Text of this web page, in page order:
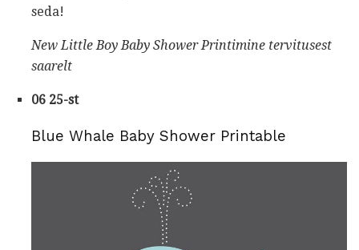
seda!
New Little Boy Baby Shower Printimine tervitusest
saarelt
06 25-st
Blue Whale Baby Shower Printable